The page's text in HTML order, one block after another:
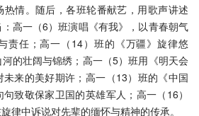
热情。随后，各班轮番献艺，用歌声讲述
高一（6）班演唱《有我》，以青春朝气
责任；高一（14）班的《万疆》旋律悠
的壮阔与锦绣；高一（5）班用《明天会
来的美好期许；高一（13）班的《中国
致敬保家卫国的英雄军人；高一（16）
律中诉说对先辈的缅怀与精神的传承。